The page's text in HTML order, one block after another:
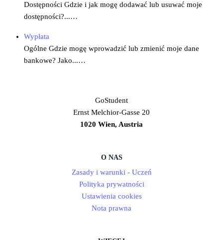
Dostępności Gdzie i jak mogę dodawać lub usuwać moje
dostępności?...…
Wypłata
Ogólne Gdzie mogę wprowadzić lub zmienić moje dane
bankowe? Jako...…
GoStudent
Ernst Melchior-Gasse 20
1020 Wien, Austria
O NAS
Zasady i warunki - Uczeń
Polityka prywatności
Ustawienia cookies
Nota prawna